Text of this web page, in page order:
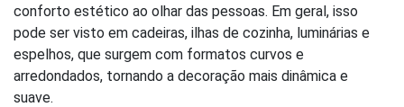
conforto estético ao olhar das pessoas. Em geral, isso
pode ser visto em cadeiras, ilhas de cozinha, luminárias e
espelhos, que surgem com formatos curvos e
arredondados, tornando a decoração mais dinâmica e
suave.